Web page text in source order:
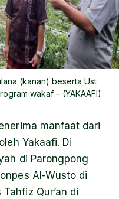
(kanan) beserta Ust
wakaf – (YAKAAFI)
manfaat dari
Yakaafi. Di
di Parongpong
Al-Wusto di
Qur’an di